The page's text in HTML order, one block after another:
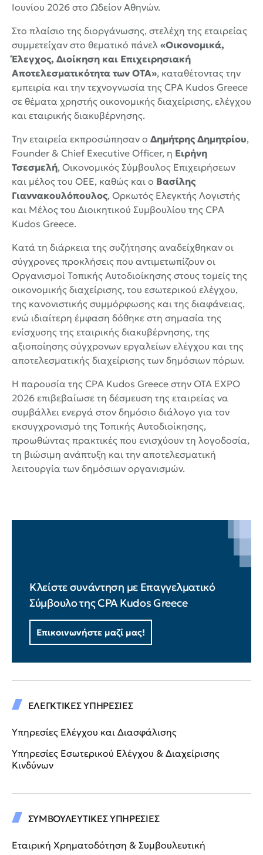
Ιουνίου 2026 στο Ωδείον Αθηνών.
Στο πλαίσιο της διοργάνωσης, στελέχη της εταιρείας
συμμετείχαν στο θεματικό πάνελ «Οικονομικά,
Έλεγχος, Διοίκηση και Επιχειρησιακή
Αποτελεσματικότητα των ΟΤΑ», καταθέτοντας την
εμπειρία και την τεχνογνωσία της CPA Kudos Greece
σε θέματα χρηστής οικονομικής διαχείρισης, ελέγχου
και εταιρικής διακυβέρνησης.
Την εταιρεία εκπροσώπησαν ο Δημήτρης Δημητρίου,
Founder & Chief Executive Officer, η Ειρήνη
Τσεσμελή, Οικονομικός Σύμβουλος Επιχειρήσεων
και μέλος του ΟΕΕ, καθώς και ο Βασίλης
Γιαννακουλόπουλος, Ορκωτός Ελεγκτής Λογιστής
και Μέλος του Διοικητικού Συμβουλίου της CPA
Kudos Greece.
Κατά τη διάρκεια της συζήτησης αναδείχθηκαν οι
σύγχρονες προκλήσεις που αντιμετωπίζουν οι
Οργανισμοί Τοπικής Αυτοδιοίκησης στους τομείς της
οικονομικής διαχείρισης, του εσωτερικού ελέγχου,
της κανονιστικής συμμόρφωσης και της διαφάνειας,
ενώ ιδιαίτερη έμφαση δόθηκε στη σημασία της
ενίσχυσης της εταιρικής διακυβέρνησης, της
αξιοποίησης σύγχρονων εργαλείων ελέγχου και της
αποτελεσματικής διαχείρισης των δημόσιων πόρων.
Η παρουσία της CPA Kudos Greece στην OTA EXPO
2026 επιβεβαίωσε τη δέσμευση της εταιρείας να
συμβάλλει ενεργά στον δημόσιο διάλογο για τον
εκσυγχρονισμό της Τοπικής Αυτοδιοίκησης,
προωθώντας πρακτικές που ενισχύουν τη λογοδοσία,
τη βιώσιμη ανάπτυξη και την αποτελεσματική
λειτουργία των δημόσιων οργανισμών.
Κλείστε συνάντηση με Επαγγελματικό
Σύμβουλο της CPA Kudos Greece
Επικοινωνήστε μαζί μας!
ΕΛΕΓΚΤΙΚΕΣ ΥΠΗΡΕΣΙΕΣ
Υπηρεσίες Ελέγχου και Διασφάλισης
Υπηρεσίες Εσωτερικού Ελέγχου & Διαχείρισης
Κινδύνων
ΣΥΜΒΟΥΛΕΥΤΙΚΕΣ ΥΠΗΡΕΣΙΕΣ
Εταιρική Χρηματοδότηση & Συμβουλευτική